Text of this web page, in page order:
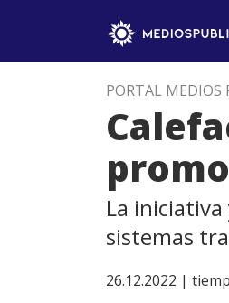
PORTAL MEDIOS
La
sistemas
26.12.2022 |